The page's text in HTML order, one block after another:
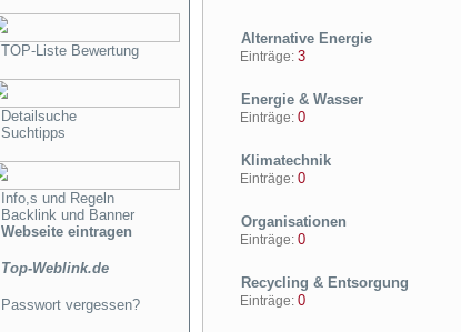
TOP-Liste Bewertung
Detailsuche
Suchtipps
Info,s und Regeln
Backlink und Banner
Webseite eintragen
Top-Weblink.de
Passwort vergessen?
Alternative Energie
Einträge: 3
Energie & Wasser
Einträge: 0
Klimatechnik
Einträge: 0
Organisationen
Einträge: 0
Recycling & Entsorgung
Einträge: 0